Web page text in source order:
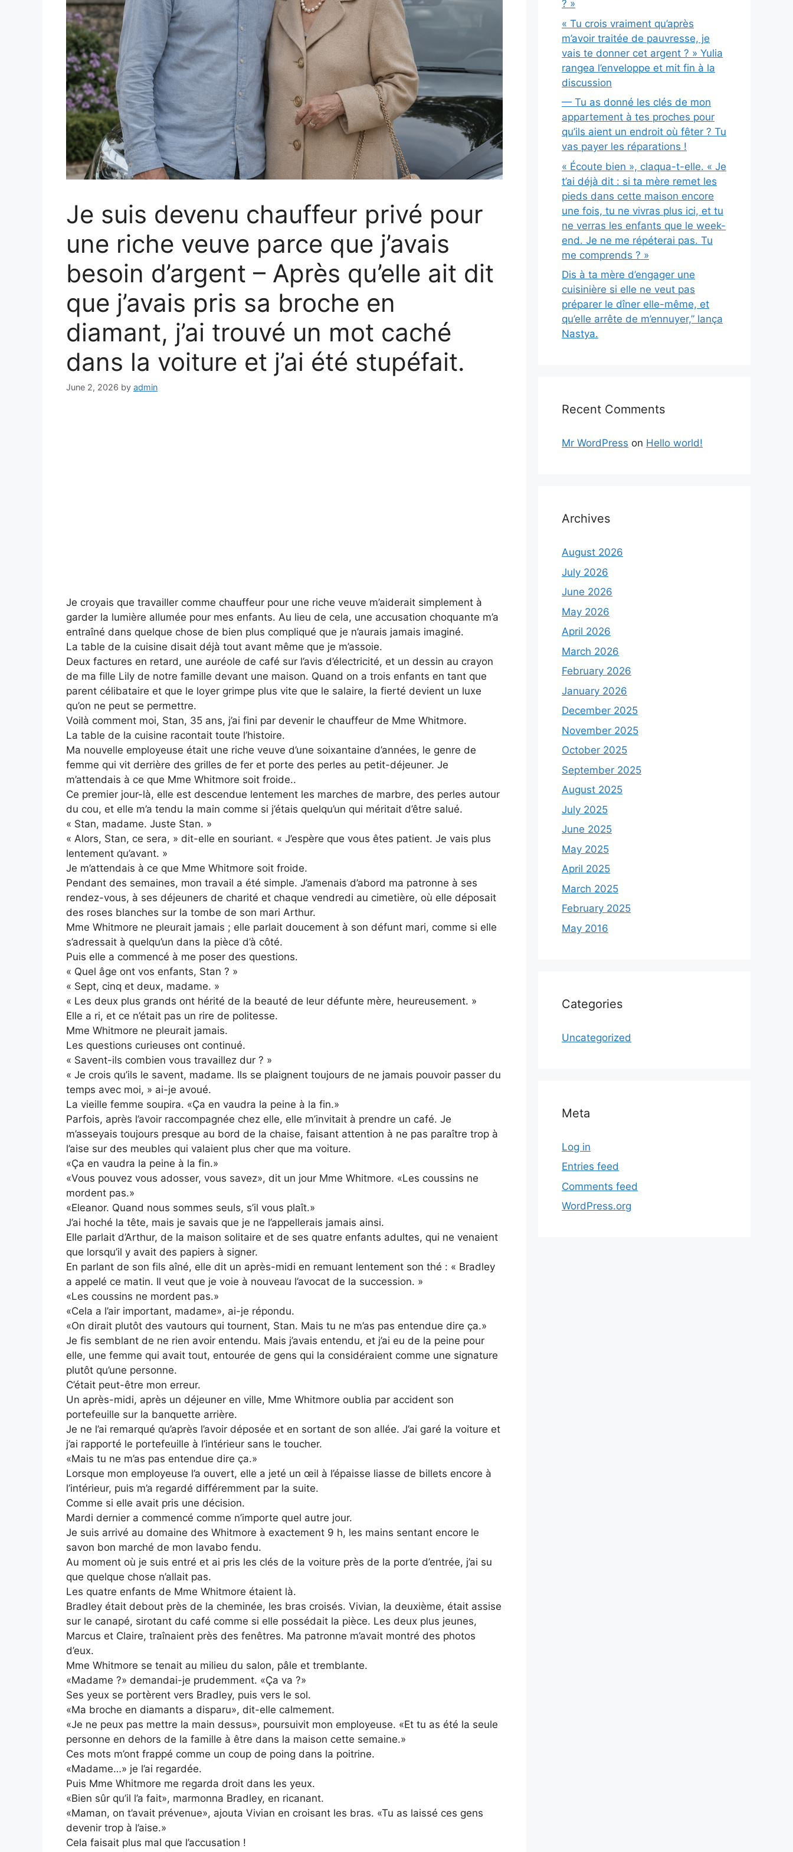
Je suis devenu chauffeur privé pour
une riche veuve parce que j’avais
besoin d’argent – Après qu’elle ait dit
que j’avais pris sa broche en
diamant, j’ai trouvé un mot caché
dans la voiture et j’ai été stupéfait.
June 2, 2026 by admin
Je croyais que travailler comme chauffeur pour une riche veuve m’aiderait simplement à
garder la lumière allumée pour mes enfants. Au lieu de cela, une accusation choquante m’a
entraîné dans quelque chose de bien plus compliqué que je n’aurais jamais imaginé.
La table de la cuisine disait déjà tout avant même que je m’assoie.
Deux factures en retard, une auréole de café sur l’avis d’électricité, et un dessin au crayon
de ma fille Lily de notre famille devant une maison. Quand on a trois enfants en tant que
parent célibataire et que le loyer grimpe plus vite que le salaire, la fierté devient un luxe
qu’on ne peut se permettre.
Voilà comment moi, Stan, 35 ans, j’ai fini par devenir le chauffeur de Mme Whitmore.
La table de la cuisine racontait toute l’histoire.
Ma nouvelle employeuse était une riche veuve d’une soixantaine d’années, le genre de
femme qui vit derrière des grilles de fer et porte des perles au petit-déjeuner. Je
m’attendais à ce que Mme Whitmore soit froide..
Ce premier jour-là, elle est descendue lentement les marches de marbre, des perles autour
du cou, et elle m’a tendu la main comme si j’étais quelqu’un qui méritait d’être salué.
« Stan, madame. Juste Stan. »
« Alors, Stan, ce sera, » dit-elle en souriant. « J’espère que vous êtes patient. Je vais plus
lentement qu’avant. »
Je m’attendais à ce que Mme Whitmore soit froide.
Pendant des semaines, mon travail a été simple. J’amenais d’abord ma patronne à ses
rendez-vous, à ses déjeuners de charité et chaque vendredi au cimetière, où elle déposait
des roses blanches sur la tombe de son mari Arthur.
Mme Whitmore ne pleurait jamais ; elle parlait doucement à son défunt mari, comme si elle
s’adressait à quelqu’un dans la pièce d’à côté.
Puis elle a commencé à me poser des questions.
« Quel âge ont vos enfants, Stan ? »
« Sept, cinq et deux, madame. »
« Les deux plus grands ont hérité de la beauté de leur défunte mère, heureusement. »
Elle a ri, et ce n’était pas un rire de politesse.
Mme Whitmore ne pleurait jamais.
Les questions curieuses ont continué.
« Savent-ils combien vous travaillez dur ? »
« Je crois qu’ils le savent, madame. Ils se plaignent toujours de ne jamais pouvoir passer du
temps avec moi, » ai-je avoué.
La vieille femme soupira. «Ça en vaudra la peine à la fin.»
Parfois, après l’avoir raccompagnée chez elle, elle m’invitait à prendre un café. Je
m’asseyais toujours presque au bord de la chaise, faisant attention à ne pas paraître trop à
l’aise sur des meubles qui valaient plus cher que ma voiture.
«Ça en vaudra la peine à la fin.»
«Vous pouvez vous adosser, vous savez», dit un jour Mme Whitmore. «Les coussins ne
mordent pas.»
«Eleanor. Quand nous sommes seuls, s’il vous plaît.»
J’ai hoché la tête, mais je savais que je ne l’appellerais jamais ainsi.
Elle parlait d’Arthur, de la maison solitaire et de ses quatre enfants adultes, qui ne venaient
que lorsqu’il y avait des papiers à signer.
En parlant de son fils aîné, elle dit un après-midi en remuant lentement son thé : « Bradley
a appelé ce matin. Il veut que je voie à nouveau l’avocat de la succession. »
«Les coussins ne mordent pas.»
«Cela a l’air important, madame», ai-je répondu.
«On dirait plutôt des vautours qui tournent, Stan. Mais tu ne m’as pas entendue dire ça.»
Je fis semblant de ne rien avoir entendu. Mais j’avais entendu, et j’ai eu de la peine pour
elle, une femme qui avait tout, entourée de gens qui la considéraient comme une signature
plutôt qu’une personne.
C’était peut-être mon erreur.
Un après-midi, après un déjeuner en ville, Mme Whitmore oublia par accident son
portefeuille sur la banquette arrière.
Je ne l’ai remarqué qu’après l’avoir déposée et en sortant de son allée. J’ai garé la voiture et
j’ai rapporté le portefeuille à l’intérieur sans le toucher.
«Mais tu ne m’as pas entendue dire ça.»
Lorsque mon employeuse l’a ouvert, elle a jeté un œil à l’épaisse liasse de billets encore à
l’intérieur, puis m’a regardé différemment par la suite.
Comme si elle avait pris une décision.
Mardi dernier a commencé comme n’importe quel autre jour.
Je suis arrivé au domaine des Whitmore à exactement 9 h, les mains sentant encore le
savon bon marché de mon lavabo fendu.
Au moment où je suis entré et ai pris les clés de la voiture près de la porte d’entrée, j’ai su
que quelque chose n’allait pas.
Les quatre enfants de Mme Whitmore étaient là.
Bradley était debout près de la cheminée, les bras croisés. Vivian, la deuxième, était assise
sur le canapé, sirotant du café comme si elle possédait la pièce. Les deux plus jeunes,
Marcus et Claire, traînaient près des fenêtres. Ma patronne m’avait montré des photos
d’eux.
Mme Whitmore se tenait au milieu du salon, pâle et tremblante.
«Madame ?» demandai-je prudemment. «Ça va ?»
Ses yeux se portèrent vers Bradley, puis vers le sol.
«Ma broche en diamants a disparu», dit-elle calmement.
«Je ne peux pas mettre la main dessus», poursuivit mon employeuse. «Et tu as été la seule
personne en dehors de la famille à être dans la maison cette semaine.»
Ces mots m’ont frappé comme un coup de poing dans la poitrine.
«Madame…» je l’ai regardée.
Puis Mme Whitmore me regarda droit dans les yeux.
«Bien sûr qu’il l’a fait», marmonna Bradley, en ricanant.
«Maman, on t’avait prévenue», ajouta Vivian en croisant les bras. «Tu as laissé ces gens
devenir trop à l’aise.»
Cela faisait plus mal que l’accusation !
? »
« Tu crois vraiment qu’après
m’avoir traitée de pauvresse, je
vais te donner cet argent ? » Yulia
rangea l’enveloppe et mit fin à la
discussion
— Tu as donné les clés de mon
appartement à tes proches pour
qu’ils aient un endroit où fêter ? Tu
vas payer les réparations !
« Écoute bien », claqua-t-elle. « Je
t’ai déjà dit : si ta mère remet les
pieds dans cette maison encore
une fois, tu ne vivras plus ici, et tu
ne verras les enfants que le week-
end. Je ne me répéterai pas. Tu
me comprends ? »
Dis à ta mère d’engager une
cuisinière si elle ne veut pas
préparer le dîner elle-même, et
qu’elle arrête de m’ennuyer,” lança
Nastya.
Recent Comments
Mr WordPress on Hello world!
Archives
August 2026
July 2026
June 2026
May 2026
April 2026
March 2026
February 2026
January 2026
December 2025
November 2025
October 2025
September 2025
August 2025
July 2025
June 2025
May 2025
April 2025
March 2025
February 2025
May 2016
Categories
Uncategorized
Meta
Log in
Entries feed
Comments feed
WordPress.org